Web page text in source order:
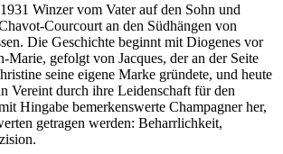
Winzer vom Vater auf den Sohn und
Courcourt an den Südhängen von
Die Geschichte beginnt mit Diogenes vor
Marie, gefolgt von Jacques, der an der Seite
seine eigene Marke gründete, und heute
Vereint durch ihre Leidenschaft für den
Hingabe bemerkenswerte Champagner her,
getragen werden: Beharrlichkeit,